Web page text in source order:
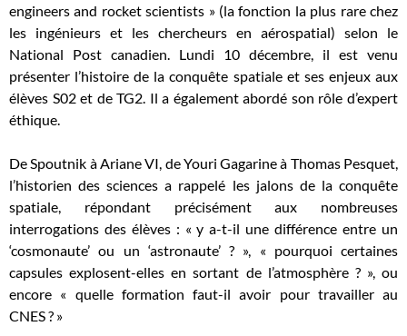
engineers and rocket scientists » (la fonction la plus rare chez
les ingénieurs et les chercheurs en aérospatial) selon le
National Post canadien. Lundi 10 décembre, il est venu
présenter l’histoire de la conquête spatiale et ses enjeux aux
élèves S02 et de TG2. Il a également abordé son rôle d’expert
éthique.
De Spoutnik à Ariane VI, de Youri Gagarine à Thomas Pesquet,
l’historien des sciences a rappelé les jalons de la conquête
spatiale, répondant précisément aux nombreuses
interrogations des élèves : « y a-t-il une différence entre un
‘cosmonaute’ ou un ‘astronaute’ ? », « pourquoi certaines
capsules explosent-elles en sortant de l’atmosphère ? », ou
encore « quelle formation faut-il avoir pour travailler au
CNES ? »